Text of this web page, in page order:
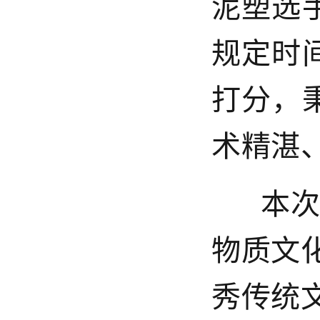
规定时
打分，
术精湛
本次
物质文
秀传统